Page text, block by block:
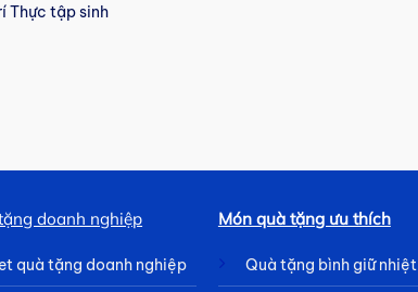
Thực tập sinh
doanh nghiệp
quà tặng doanh nghiệp
Món quà tặng ưu thích
Quà tặng bình giữ nhiệt